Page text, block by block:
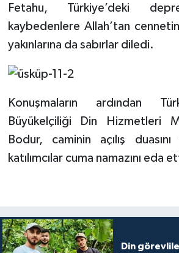
Fetahu, Türkiye’deki
kaybedenlere Allah’tan
yakınlarına da sabırlar diledi.
Konuşmaların ardından
Büyükelçiliği Din Hizmetleri
Bodur, caminin açılış
katılımcılar cuma namazını eda
Din
Yalova Müftülüğü
Zonguldak Müftülüğü